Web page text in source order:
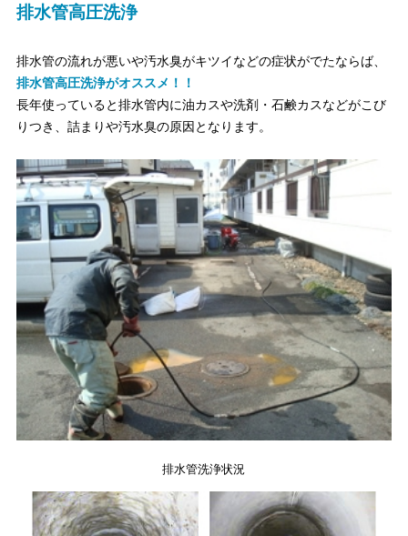
排水管高圧洗浄
排水管の流れが悪いや汚水臭がキツイなどの症状がでたならば、
排水管高圧洗浄がオススメ！！
長年使っていると排水管内に油カスや洗剤・石鹸カスなどがこび
りつき、詰まりや汚水臭の原因となります。
排水管洗浄状況